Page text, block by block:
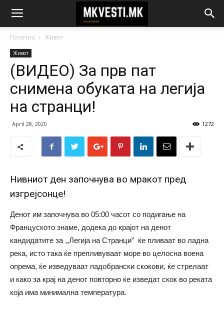
Почетна Живот
Живот
(ВИДЕО) За прв пат
снимена обуката на легија
на странци!
April 28, 2020 1272
Нивниот ден започнува во мракот пред
изгрејсонце!
Денот им започнува во 05:00 часот со подигање на
Француското знаме, додека до крајот на денот
кандидатите за ,,Легија на Странци” ќе пливаат во ладна
река, исто така ќе препливуваат море во целосна воена
опрема, ќе изведуваат падобрански скокови, ќе стрелаат
и како за крај на денот повторно ќе изведат скок во реката
која има минимална температура.